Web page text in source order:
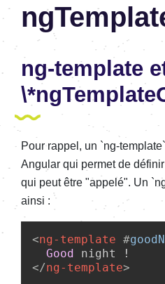
ng-template
Pour rappel, un `ng-
Angular qui permet de
qui peut être "appelé". Un
ainsi :
<ng- template #
Good
</ng- template>